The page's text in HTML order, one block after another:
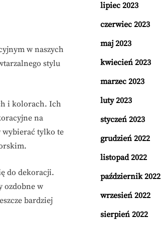
w naszych
stylu
i kolorach. Ich
na
wybierać tylko te
do dekoracji.
ozdobne w
bardziej
lipiec 2023
czerwiec 2023
maj 2023
kwiecień 2023
marzec 2023
luty 2023
styczeń 2023
grudzień 2022
listopad 2022
październik 2022
wrzesień 2022
sierpień 2022